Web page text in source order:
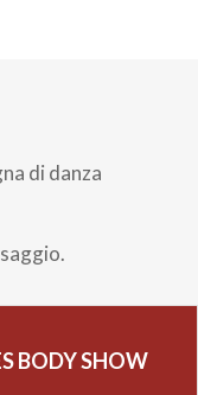
di danza
BODY SHOW